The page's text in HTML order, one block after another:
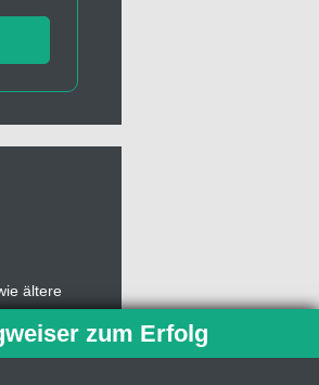
ältere
mit einer
des
zum Erfolg